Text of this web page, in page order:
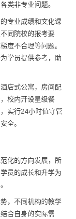
类非专业问题。
专业成绩和文化课
同院校的报考要
度不合理等问题。
学员提供参考，助
店式公寓，房间配
校内开设星级餐
实行24小时值守管
全。
化的方向发展，所
员的成长和升学为
，不同机构的教学
合自身的实际需